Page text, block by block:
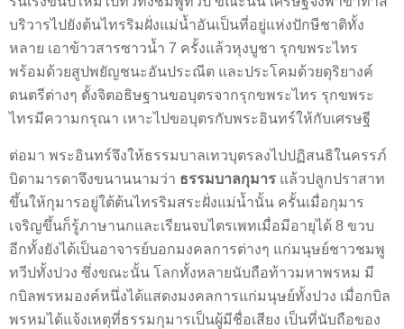
บริวารไปยังต้นไทรริมฝั่งแม่น้ำอันเป็นที่อยู่แห่งปักษีชาติทั้ง
หลาย เอาข้าวสารซาวน้ำ 7 ครั้งแล้วหุงบูชา รุกขพระไทร
พร้อมด้วยสูปพยัญชนะอันประณีต และประโคมด้วยดุริยางค์
ดนตรีต่างๆ ตั้งจิตอธิษฐานขอบุตรจากรุกขพระไทร รุกขพระ
ไทรมีความกรุณา เหาะไปขอบุตรกับพระอินทร์ให้กับเศรษฐี
ต่อมา พระอินทร์จึงให้ธรรมบาลเทวบุตรลงไปปฏิสนธิในครรภ์
บิดามารดาจึงขนานนามว่า ธรรมบาลกุมาร แล้วปลูกปราสาท
ขึ้นให้กุมารอยู่ใต้ต้นไทรริมสระฝั่งแม่น้ำนั้น ครั้นเมื่อกุมาร
เจริญขึ้นก็รู้ภาษานกและเรียนจบไตรเพทเมื่อมีอายุได้ 8 ขวบ
อีกทั้งยังได้เป็นอาจารย์บอกมงคลการต่างๆ แก่มนุษย์ชาวชมพู
ทวีปทั้งปวง ซึ่งขณะนั้น โลกทั้งหลายนับถือท้าวมหาพรหม มี
กบิลพรหมองค์หนึ่งได้แสดงมงคลการแก่มนุษย์ทั้งปวง เมื่อกบิล
พรหมได้แจ้งเหตุที่ธรรมกุมารเป็นผู้มีชื่อเสียง เป็นที่นับถือของ